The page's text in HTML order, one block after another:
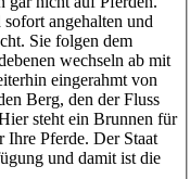
angehalten und
Sie folgen dem
wechseln ab mit
eingerahmt von
Berg, den der Fluss
steht ein Brunnen für
Ihre Pferde. Der Staat
und damit ist die